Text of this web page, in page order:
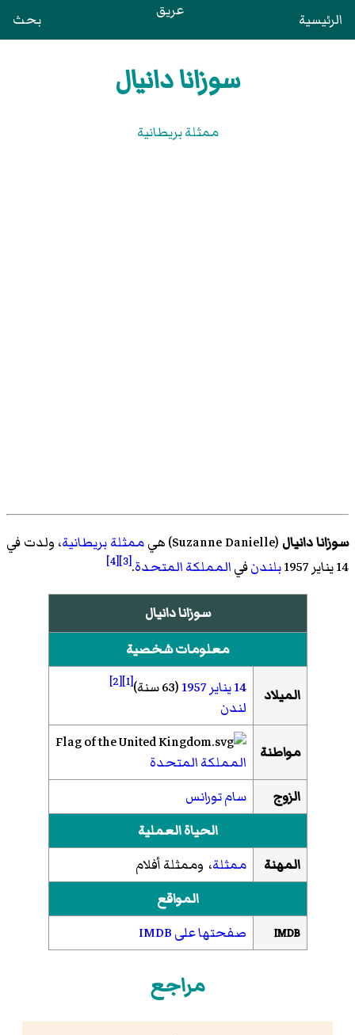
الرئيسية عريق بحث
سوزانا دانيال
ممثلة بريطانية
سوزانا دانيال (
Suzanne Danielle)‏ هيممثلة بريطانية، ولدت في
14 يناير 1957
بلندنفيالمملكة المتحدة.
[3]
[4]
سوزانا دانيال
معلومات شخصية
الميلاد 14 يناير 1957(63 سنة) [1]
[2]
لندن
مواطنة
المملكة المتحدة
الزوج
سام تورانس
الحياة العملية
المهنة
ممثلة، وممثلة أفلام
المواقع
IMDB صفحتها على IMDB
مراجع